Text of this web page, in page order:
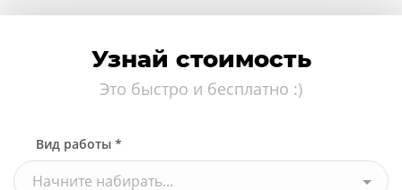
Узнай стоимость
Это быстро и бесплатно :)
Вид работы *
Начните набирать...